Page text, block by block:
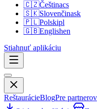
🇨🇿Češtinacs
🇸🇰Slovenčinask
🇵🇱Polskipl
🇬🇧Englishen
Stiahnuť aplikáciu
ReštaurácieBlogPre partnerov